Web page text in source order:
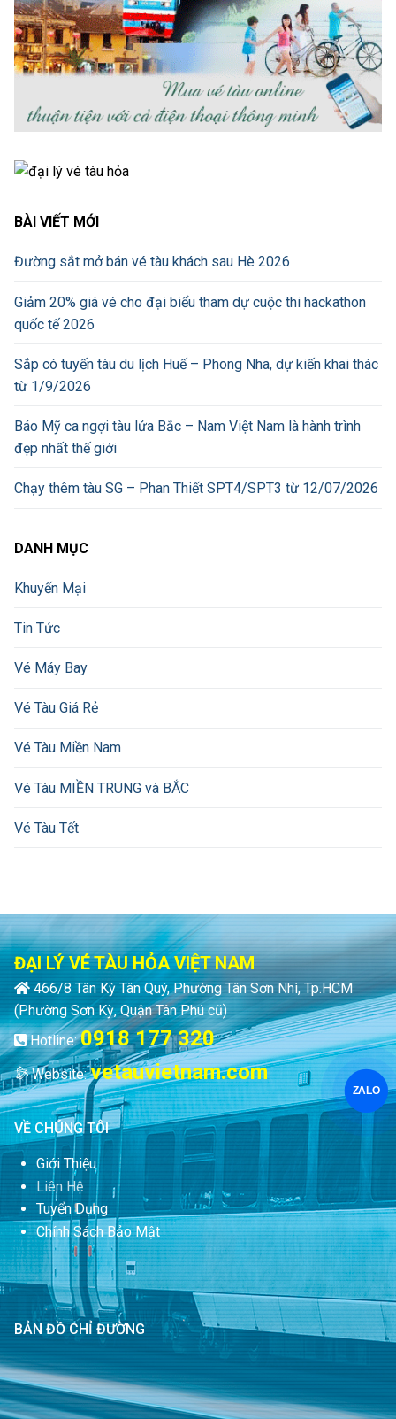
BÀI VIẾT MỚI
Đường sắt mở bán vé tàu khách sau Hè 2026
Giảm 20% giá vé cho đại biểu tham dự cuộc thi hackathon
quốc tế 2026
Sắp có tuyến tàu du lịch Huế – Phong Nha, dự kiến khai thác
từ 1/9/2026
Báo Mỹ ca ngợi tàu lửa Bắc – Nam Việt Nam là hành trình
đẹp nhất thế giới
Chạy thêm tàu SG – Phan Thiết SPT4/SPT3 từ 12/07/2026
DANH MỤC
Khuyến Mại
Tin Tức
Vé Máy Bay
Vé Tàu Giá Rẻ
Vé Tàu Miền Nam
Vé Tàu MIỀN TRUNG và BẮC
Vé Tàu Tết
ĐẠI LÝ VÉ TÀU HỎA VIỆT NAM
466/8 Tân Kỳ Tân Quý, Phường Tân Sơn Nhì, Tp.HCM
(Phường Sơn Kỳ, Quận Tân Phú cũ)
Hotline:0918 177 320
Website:vetauvietnam.com
VỀ CHÚNG TÔI
Giới Thiệu
Liên Hệ
Tuyển Dụng
Chính Sách Bảo Mật
BẢN ĐỒ CHỈ ĐƯỜNG
ZALO